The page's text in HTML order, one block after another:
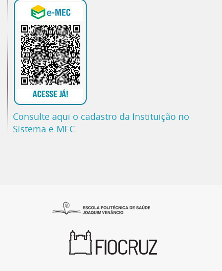
Consulte aqui o cadastro da Instituição no
Sistema e-MEC